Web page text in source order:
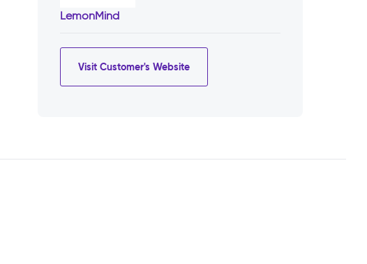
LemonMind
Visit Customer's Website